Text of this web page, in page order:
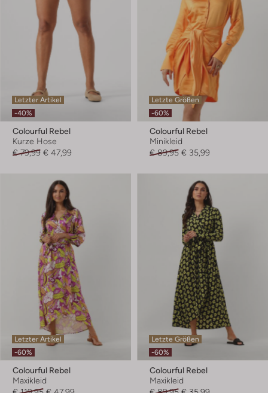
Letzter Artikel
-40%
Colourful Rebel
Kurze Hose
€ 79,99 € 47,99
Letzte Größen
-60%
Colourful Rebel
Minikleid
€ 89,95 € 35,99
Letzter Artikel
-60%
Colourful Rebel
Maxikleid
Letzte Größen
-60%
Colourful Rebel
Maxikleid